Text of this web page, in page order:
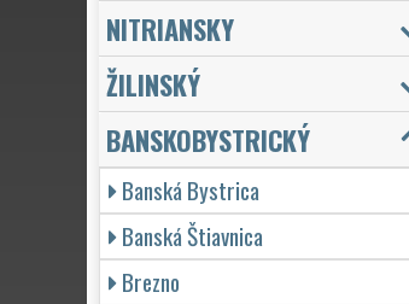
NITRIANSKY
ŽILINSKÝ
BANSKOBYSTRICKÝ
Banská Bystrica
Banská Štiavnica
Brezno